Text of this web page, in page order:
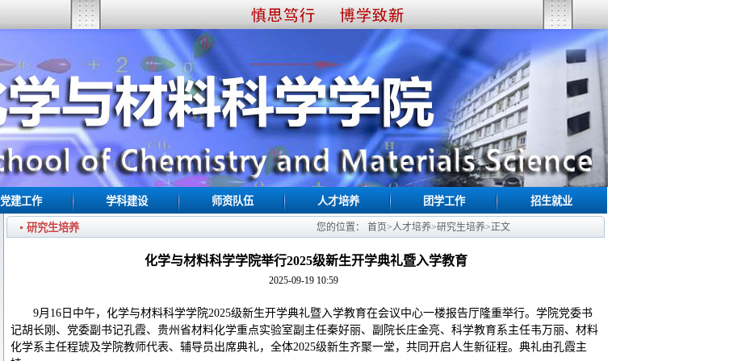
党建工作 学科建设 师资队伍 人才培养 团学工作 招生就业
研究生培养 您的位置： 首页>人才培养>研究生培养>正文
化学与材料科学学院举行2025级新生开学典礼暨入学教育
2025-09-19 10:59
9月16日中午，化学与材料科学学院2025级新生开学典礼暨入学教育在会议中心一楼报告厅隆重举行。学院党委书
记胡长刚、党委副书记孔霞、贵州省材料化学重点实验室副主任秦好丽、副院长庄金亮、科学教育系主任韦万丽、材料
化学系主任程琥及学院教师代表、辅导员出席典礼，全体2025级新生齐聚一堂，共同开启人生新征程。典礼由孔霞主